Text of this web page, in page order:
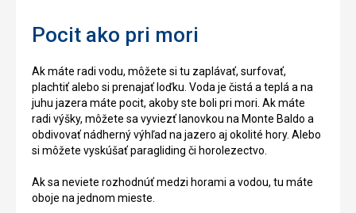
Pocit ako pri mori
Ak máte radi vodu, môžete si tu zaplávať, surfovať,
plachtiť alebo si prenajať loďku. Voda je čistá a teplá a na
juhu jazera máte pocit, akoby ste boli pri mori. Ak máte
radi výšky, môžete sa vyviezť lanovkou na Monte Baldo a
obdivovať nádherný výhľad na jazero aj okolité hory. Alebo
si môžete vyskúšať paragliding či horolezectvo.
Ak sa neviete rozhodnúť medzi horami a vodou, tu máte
oboje na jednom mieste.